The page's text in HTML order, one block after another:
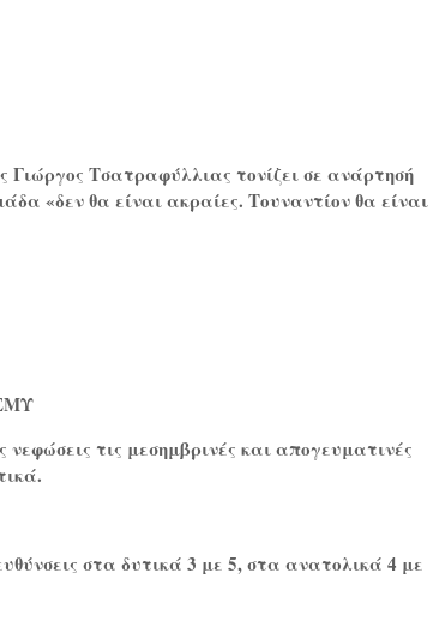
Τσατραφύλλιας τονίζει σε ανάρτησή
«δεν θα είναι ακραίες. Τουναντίον θα είναι
νεφώσεις τις μεσημβρινές και απογευματινές
στα δυτικά 3 με 5, στα ανατολικά 4 με